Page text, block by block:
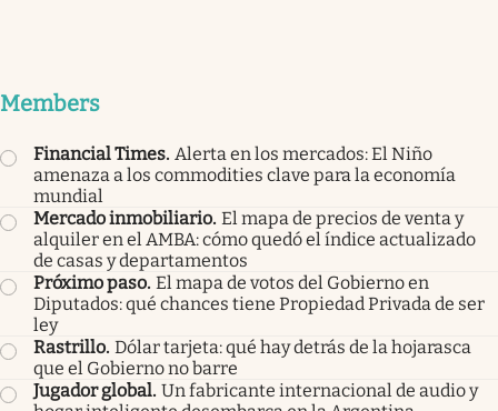
Members
Financial Times. Alerta en los mercados: El Niño
amenaza a los commodities clave para la economía
mundial
Mercado inmobiliario. El mapa de precios de venta y
alquiler en el AMBA: cómo quedó el índice actualizado
de casas y departamentos
Próximo paso. El mapa de votos del Gobierno en
Diputados: qué chances tiene Propiedad Privada de ser
ley
Rastrillo. Dólar tarjeta: qué hay detrás de la hojarasca
que el Gobierno no barre
Jugador global. Un fabricante internacional de audio y